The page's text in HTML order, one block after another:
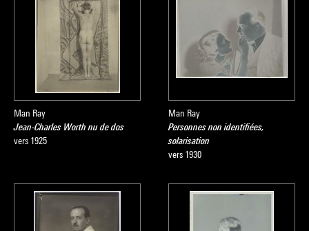
Man Ray
Jean-Charles Worth nu de dos
vers 1925
Man Ray
Personnes non identifiées,
solarisation
vers 1930